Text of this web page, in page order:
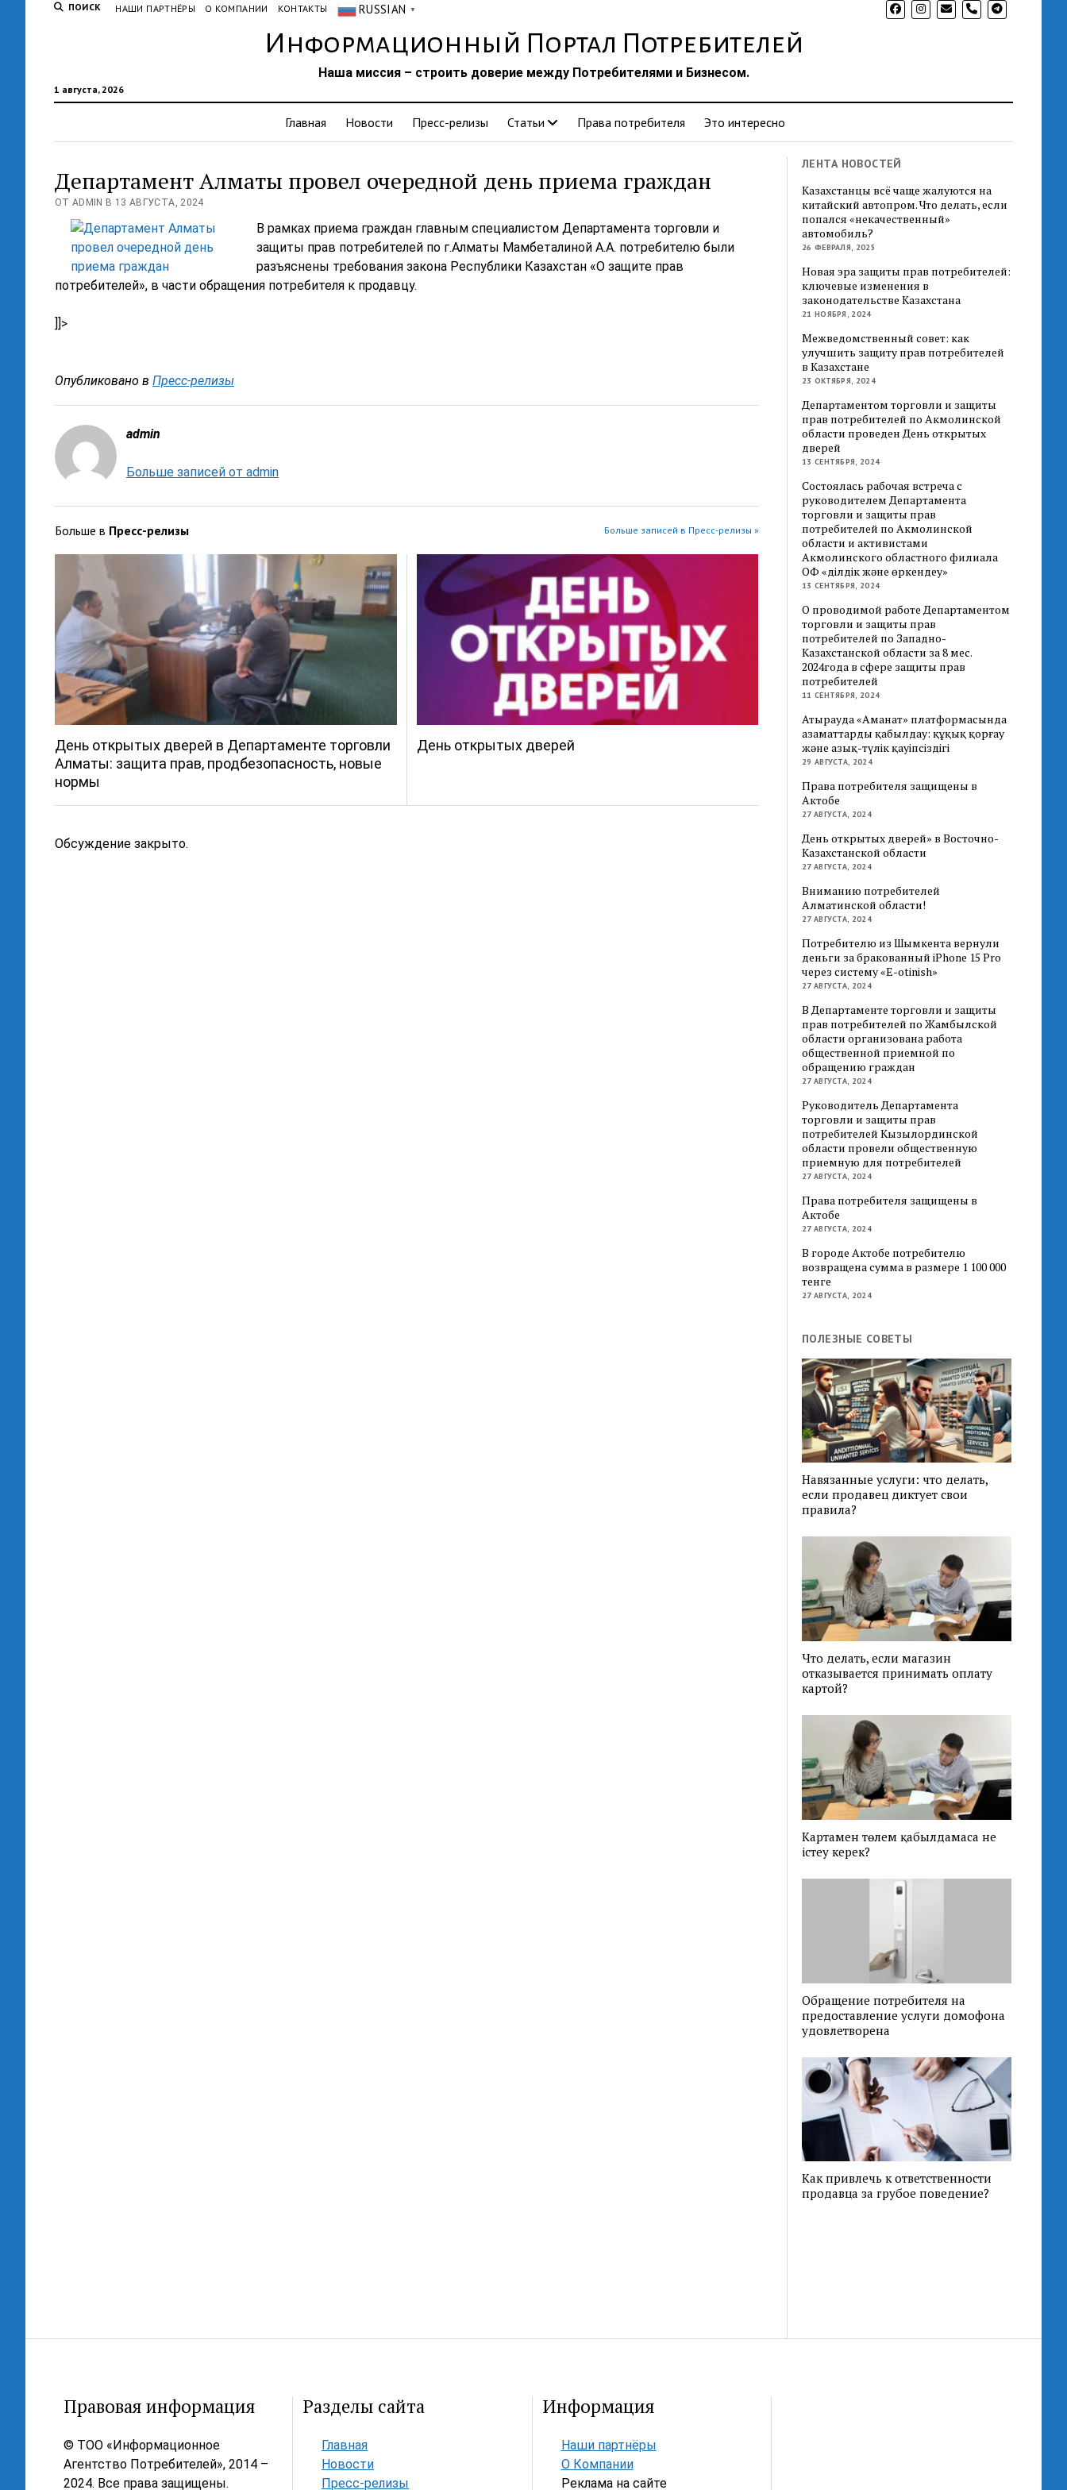
ПОИСК НАШИ ПАРТНЁРЫ О КОМПАНИИ КОНТАКТЫ RUSSIAN ▼ phone
Информационный Портал Потребителей
1 августа, 2026
Наша миссия – строить доверие между Потребителями и Бизнесом.
Главная Новости Пресс-релизы Статьи Права потребителя Это интересно
Департамент Алматы провел очередной день приема граждан
ОТ ADMIN В 13 АВГУСТА, 2024
В рамках приема граждан главным специалистом Департамента торговли и
защиты прав потребителей по г.Алматы Мамбеталиной А.А. потребителю были
разъяснены требования закона Республики Казахстан «О защите прав
потребителей», в части обращения потребителя к продавцу.
]]>
Опубликовано в Пресс-релизы
admin
Больше записей от admin
Больше в Пресс-релизы Больше записей в Пресс-релизы »
День открытых дверей в Департаменте торговли
Алматы: защита прав, продбезопасность, новые
нормы
День открытых дверей
Обсуждение закрыто.
ЛЕНТА НОВОСТЕЙ
Казахстанцы всё чаще жалуются на
китайский автопром. Что делать, если
попался «некачественный»
автомобиль?
26 ФЕВРАЛЯ, 2025
Новая эра защиты прав потребителей:
ключевые изменения в
законодательстве Казахстана
21 НОЯБРЯ, 2024
Межведомственный совет: как
улучшить защиту прав потребителей
в Казахстане
23 ОКТЯБРЯ, 2024
Департаментом торговли и защиты
прав потребителей по Акмолинской
области проведен День открытых
дверей
13 СЕНТЯБРЯ, 2024
Состоялась рабочая встреча с
руководителем Департамента
торговли и защиты прав
потребителей по Акмолинской
области и активистами
Акмолинского областного филиала
ОФ «Әділдік және өркендеу»
13 СЕНТЯБРЯ, 2024
О проводимой работе Департаментом
торговли и защиты прав
потребителей по Западно-
Казахстанской области за 8 мес.
2024года в сфере защиты прав
потребителей
11 СЕНТЯБРЯ, 2024
Атырауда «Аманат» платформасында
азаматтарды қабылдау: құқық қорғау
және азық-түлік қауіпсіздігі
29 АВГУСТА, 2024
Права потребителя защищены в
Актобе
27 АВГУСТА, 2024
День открытых дверей» в Восточно-
Казахстанской области
27 АВГУСТА, 2024
Вниманию потребителей
Алматинской области!
27 АВГУСТА, 2024
Потребителю из Шымкента вернули
деньги за бракованный iPhone 15 Pro
через систему «E-otinish»
27 АВГУСТА, 2024
В Департаменте торговли и защиты
прав потребителей по Жамбылской
области организована работа
общественной приемной по
обращению граждан
27 АВГУСТА, 2024
Руководитель Департамента
торговли и защиты прав
потребителей Кызылординской
области провели общественную
приемную для потребителей
27 АВГУСТА, 2024
Права потребителя защищены в
Актобе
27 АВГУСТА, 2024
В городе Актобе потребителю
возвращена сумма в размере 1 100 000
тенге
27 АВГУСТА, 2024
ПОЛЕЗНЫЕ СОВЕТЫ
Навязанные услуги: что делать,
если продавец диктует свои
правила?
Что делать, если магазин
отказывается принимать оплату
картой?
Картамен төлем қабылдамаса не
істеу керек?
Обращение потребителя на
предоставление услуги домофона
удовлетворена
Как привлечь к ответственности
продавца за грубое поведение?
Правовая информация
© ТОО «Информационное
Агентство Потребителей», 2014 –
2024. Все права защищены.
Разделы сайта
Главная
Новости
Пресс-релизы
Информация
Наши партнёры
О Компании
Реклама на сайте